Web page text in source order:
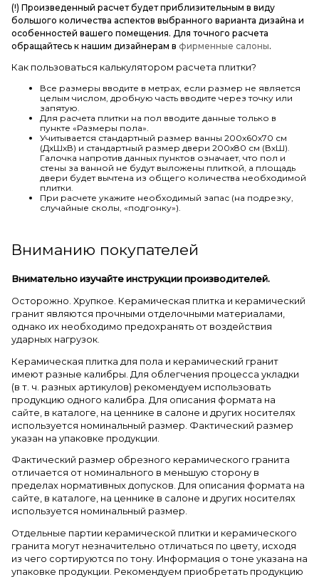
(!) Произведенный расчет будет приблизительным в виду
большого количества аспектов выбранного варианта дизайна и
особенностей вашего помещения. Для точного расчета
обращайтесь к нашим дизайнерам в фирменные салоны.
Как пользоваться калькулятором расчета плитки?
Все размеры вводите в метрах, если размер не является
целым числом, дробную часть вводите через точку или
запятую.
Для расчета плитки на пол вводите данные только в
пункте «Размеры пола».
Учитывается стандартный размер ванны 200х60х70 см
(ДхШхВ) и стандартный размер двери 200х80 см (ВхШ).
Галочка напротив данных пунктов означает, что пол и
стены за ванной не будут выложены плиткой, а площадь
двери будет вычтена из общего количества необходимой
плитки.
При расчете укажите необходимый запас (на подрезку,
случайные сколы, «подгонку»).
Вниманию покупателей
Внимательно изучайте инструкции производителей.
Осторожно. Хрупкое. Керамическая плитка и керамический
гранит являются прочными отделочными материалами,
однако их необходимо предохранять от воздействия
ударных нагрузок.
Керамическая плитка для пола и керамический гранит
имеют разные калибры. Для облегчения процесса укладки
(в т. ч. разных артикулов) рекомендуем использовать
продукцию одного калибра. Для описания формата на
сайте, в каталоге, на ценнике в салоне и других носителях
используется номинальный размер. Фактический размер
указан на упаковке продукции.
Фактический размер обрезного керамического гранита
отличается от номинального в меньшую сторону в
пределах нормативных допусков. Для описания формата на
сайте, в каталоге, на ценнике в салоне и других носителях
используется номинальный размер.
Отдельные партии керамической плитки и керамического
гранита могут незначительно отличаться по цвету, исходя
из чего сортируются по тону. Информация о тоне указана на
упаковке продукции. Рекомендуем приобретать продукцию